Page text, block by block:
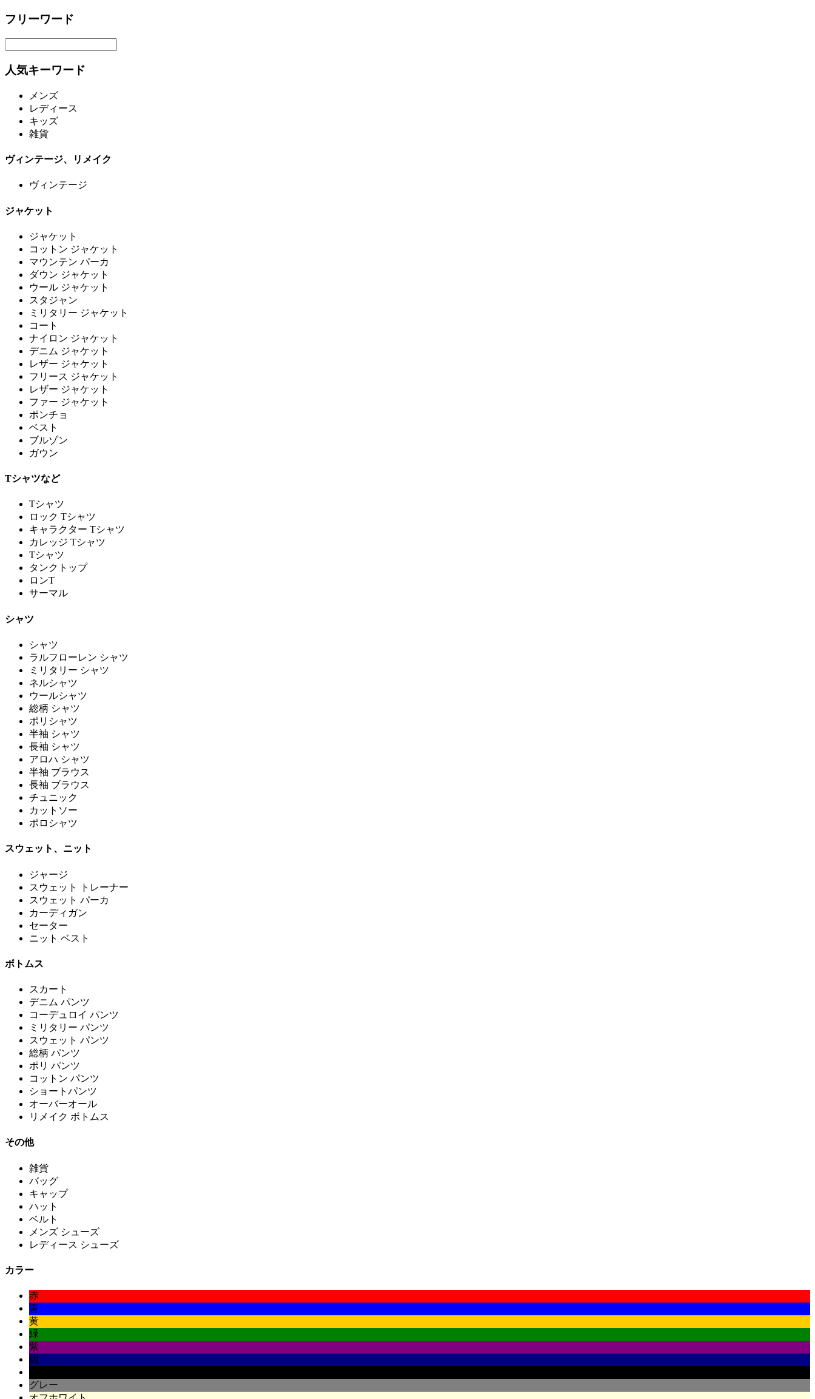
フリーワード
人気キーワード
メンズ
レディース
キッズ
雑貨
ヴィンテージ、リメイク
ヴィンテージ
ジャケット
ジャケット
コットン ジャケット
マウンテン パーカ
ダウン ジャケット
ウール ジャケット
スタジャン
ミリタリー ジャケット
コート
ナイロン ジャケット
デニム ジャケット
レザー ジャケット
フリース ジャケット
レザー ジャケット
ファー ジャケット
ポンチョ
ベスト
ブルゾン
ガウン
Tシャツなど
Tシャツ
ロック Tシャツ
キャラクター Tシャツ
カレッジ Tシャツ
Tシャツ
タンクトップ
ロンT
サーマル
シャツ
シャツ
ラルフローレン シャツ
ミリタリー シャツ
ネルシャツ
ウールシャツ
総柄 シャツ
ポリシャツ
半袖 シャツ
長袖 シャツ
アロハ シャツ
半袖 ブラウス
長袖 ブラウス
チュニック
カットソー
ポロシャツ
スウェット、ニット
ジャージ
スウェット トレーナー
スウェット パーカ
カーディガン
セーター
ニット ベスト
ボトムス
スカート
デニム パンツ
コーデュロイ パンツ
ミリタリー パンツ
スウェット パンツ
総柄 パンツ
ポリ パンツ
コットン パンツ
ショートパンツ
オーバーオール
リメイク ボトムス
その他
雑貨
バッグ
キャップ
ハット
ベルト
メンズ シューズ
レディース シューズ
カラー
赤
青
黄
緑
紫
紺
グレー